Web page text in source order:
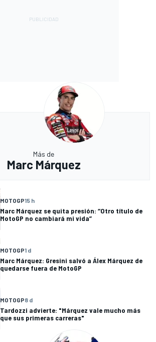
Más de
Marc Márquez
MOTOGP15 h
Marc Márquez se quita presión: “Otro título de
MotoGP no cambiará mi vida”
MOTOGP1 d
Marc Márquez: Gresini salvó a Álex Márquez de
quedarse fuera de MotoGP
MOTOGP8 d
Tardozzi advierte: "Márquez vale mucho más
que sus primeras carreras"